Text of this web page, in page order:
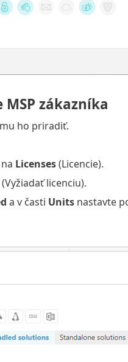
zákazníka
ho priradiť.
Licenses(Licencie).
licenciu).
a v časti Unitsnastavte